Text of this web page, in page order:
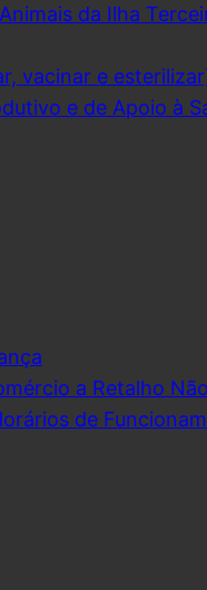
da Ilha
vacinar e
e de Apoio à
a Retalho
de